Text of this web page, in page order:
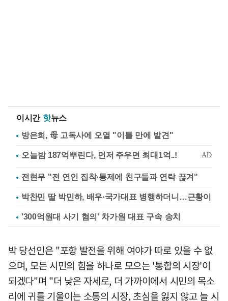
이시간 핫뉴스
방은희, 母 고독사에 오열 "이틀 만에 발견"
전현무 "전 연인 집착·통제에 친구들과 연락 끊겨"
박찬민 딸 박민하, 배우·국가대표 병행하더니…근황이
'300억원대 사기 혐의' 차가원 대표 구속 송치
박 당선인은 "포항 발전을 위해 여야가 따로 있을 수 없
으며, 모든 시민의 힘을 하나로 모으는 '통합의 시장'이
되겠다"며 "더 낮은 자세로, 더 가까이에서 시민의 목소
리에 귀를 기울이는 소통의 시장, 초심을 잃지 않고 늘 시